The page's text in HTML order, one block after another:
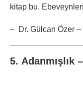
kitap bu.
– Dr. Gülcan Özer –
5. Adanmışlık